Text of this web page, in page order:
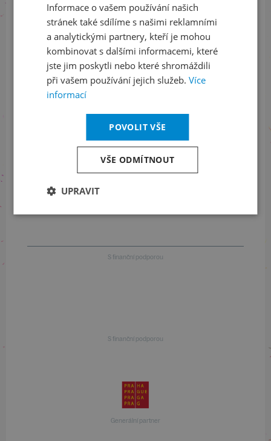
Sledujte nás na sociálních sítích
LinkedIn
flickr
Informace o stavu objednávek
+420 461 049 232
Informace o programu
+420 257 310 414
S finanční podporou
S finanční podporou
Generální partner
Informace o vašem používání našich
stránek také sdílíme s našimi reklamními
a analytickými partnery, kteří je mohou
kombinovat s dalšími informacemi, které
jste jim poskytli nebo které shromáždili
při vašem používání jejich služeb. Více
informací
POVOLIT VŠE
VŠE ODMÍTNOUT
UPRAVIT